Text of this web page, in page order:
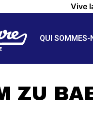
Vive
QUI SOMMES-
ZU